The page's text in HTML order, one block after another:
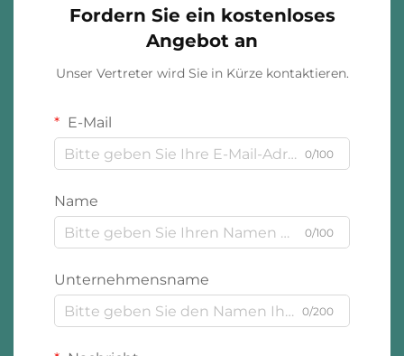
Fordern Sie ein kostenloses
Angebot an
Unser Vertreter wird Sie in Kürze kontaktieren.
E-Mail
0/100
Name
0/100
Unternehmensname
0/200